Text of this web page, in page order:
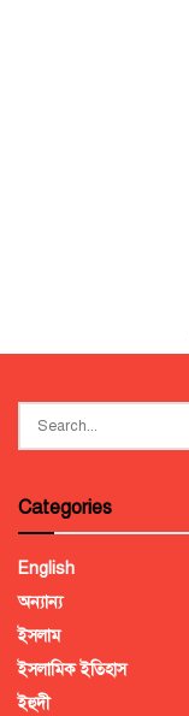
Categories
English
অন্যান্য
ইসলাম
ইসলামিক ইতিহাস
ইহুদী